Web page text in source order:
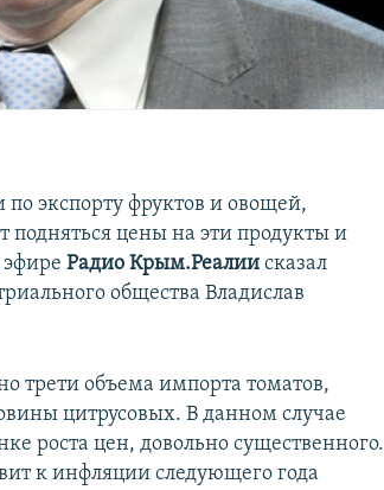
экспорту фруктов и овощей,
подняться цены на эти продукты и
эфиреРадио Крым.Реалии сказал
общества Владислав
трети объема импорта томатов,
цитрусовых. В данном случае
роста цен, довольно существенного.
к инфляции следующего года